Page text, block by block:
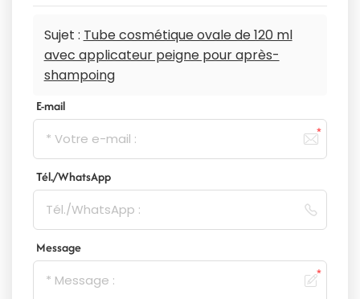
Sujet : Tube cosmétique ovale de 120 ml
avec applicateur peigne pour après-
shampoing
E-mail
Tél./WhatsApp
Message